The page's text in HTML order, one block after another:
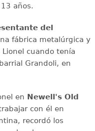
años.
del
fábrica metalúrgica y
cuando tenía
Grandoli, en
en Newell's Old
con él en
recordó los